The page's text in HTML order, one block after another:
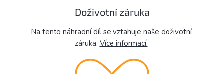
Doživotní záruka
Na tento náhradní díl se vztahuje naše doživotní
záruka. Více informací.